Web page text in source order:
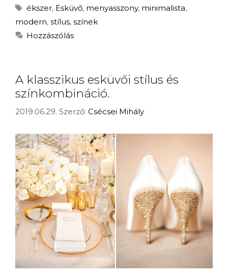
ékszer, Esküvő, menyasszony, minimalista,
modern, stílus, színek
Hozzászólás
A klasszikus esküvői stílus és
színkombináció.
2019.06.29. Szerző: Csécsei Mihály